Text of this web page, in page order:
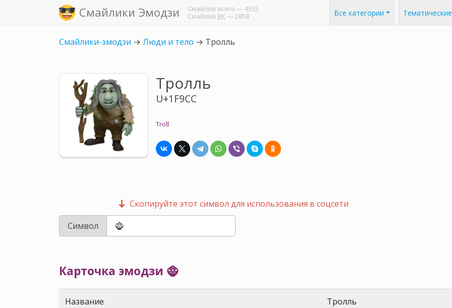
Смайлики Эмодзи Смайлов всего — 4555
Смайлов ВК — 2858 Все категории
Смайлики-эмодзи → Люди и тело → Тролль
Тролль
U+1F9CC
Troll
Скопируйте этот символ для использования в соцсети
Символ
Карточка эмодзи 🧌
Название Тролль